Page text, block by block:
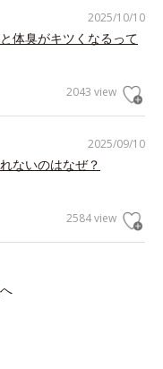
2025/10/10
体臭がキツくなるって
2043 view
2025/09/10
ないのはなぜ？
2584 view